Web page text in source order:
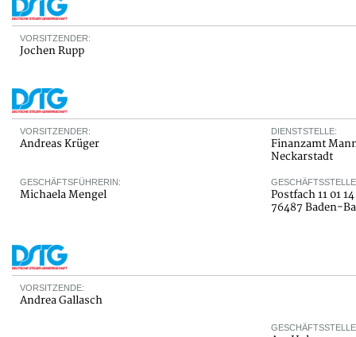
VORSITZENDER:
Jochen Rupp
VORSITZENDER:
Andreas Krüger
DIENSTSTELLE:
Finanzamt
Neckarstadt
GESCHÄFTSFÜHRERIN:
Michaela Mengel
Postfach 11 01 14
76487 Baden-
VORSITZENDE:
Andrea Gallasch